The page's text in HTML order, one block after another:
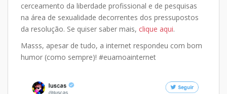
cerceamento da liberdade profissional e de pesquisas
na área de sexualidade decorrentes dos pressupostos
da resolução. Se quiser saber mais, clique aqui.
Masss, apesar de tudo, a internet respondeu com bom
humor (como sempre)! #euamoainternet